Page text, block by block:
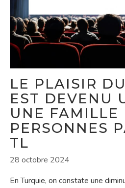
LE PLAISIR
EST DEVENU
UNE FAMILLE
PERSONNES
TL
28 octobre 2024
En Turquie, on constate une